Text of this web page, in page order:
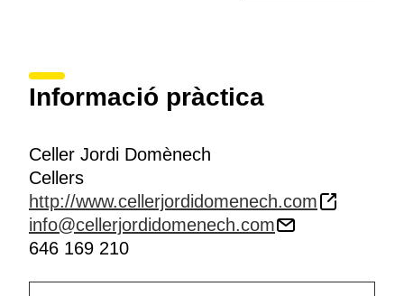
Informació pràctica
Celler Jordi Domènech
Cellers
http://www.cellerjordidomenech.com
info@cellerjordidomenech.com
646 169 210